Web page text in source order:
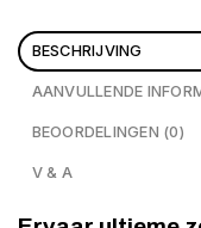
BESCHRIJVING
AANVULLENDE
BEOORDELINGEN (0)
V & A